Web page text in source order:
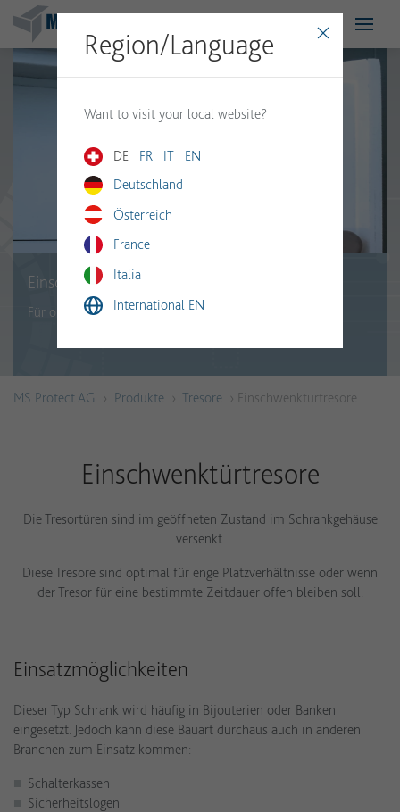
Einschwenktürtresore
Für optimale Platznutzung dank versenkbaren Türen
MS Protect AG › Produkte › Tresore › Einschwenktürtresore
Einschwenktürtresore
Die Tresortüren sind im geöffneten Zustand im Schrankgehäuse
versenkt.
Diese Tresore sind optimal für enge Platzverhältnisse oder wenn
der Tresor für eine bestimmte Zeitdauer offen bleiben soll.
Einsatzmöglichkeiten
Dieser Typ Schrank wird häufig in Bijouterien oder Banken
eingesetzt. Jedoch kann diese Bauart durchaus auch in anderen
Branchen zum Einsatz kommen:
Schalterkassen
Sicherheitslogen
Region/Language
Want to visit your local website?
DE FR IT
EN
Deutschland
Österreich
France
Italia
International EN